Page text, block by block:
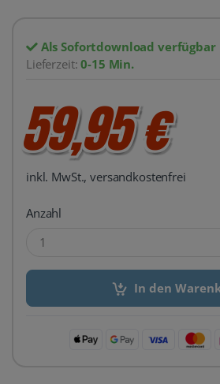
Als Sofortdownload verfügbar
Lieferzeit:0-15 Min.
59,95 €
inkl. MwSt., versandkostenfrei
Anzahl
In den